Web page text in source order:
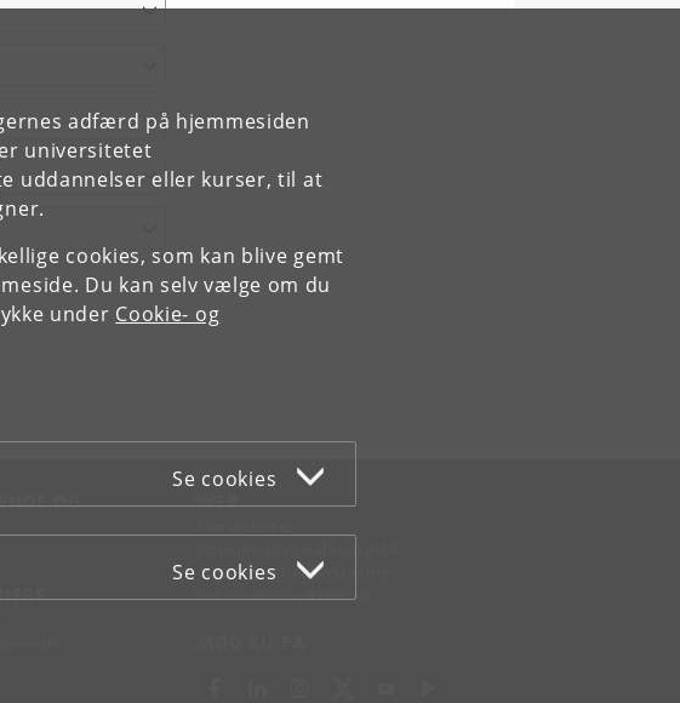
adfærd på hjemmesiden
universitetet
uddannelser eller kurser, til at
cookies, som kan blive gemt
Du kan selv vælge om du
under Cookie- og
Se cookies
Se cookies
OG
WEB
Tilgængelighedserklæring
Informationssikkerhed